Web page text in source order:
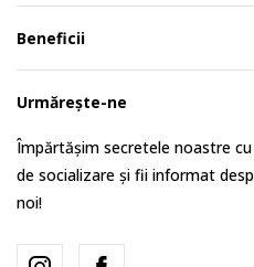
Beneficii
Urmărește-ne
Împărtășim secretele noastre
de socializare și fii informat
noi!